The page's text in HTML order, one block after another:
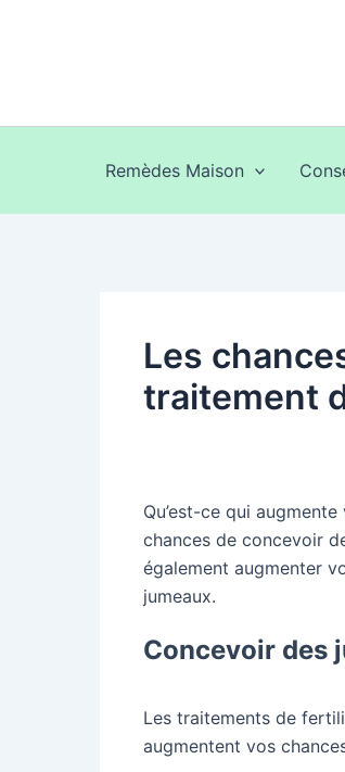
Remèdes Maison
Les
traitement
Qu’est-ce qui
chances de concevoir
également augmenter
jumeaux.
Concevoir des
Les traitements de
augmentent vos